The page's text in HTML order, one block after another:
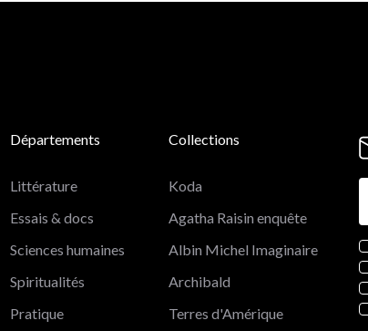
Départements
Littérature
Essais & docs
Sciences humaines
Spiritualités
Pratique
Collections
Koda
Agatha Raisin enquête
Albin Michel Imaginaire
Archibald
Terres d'Amérique